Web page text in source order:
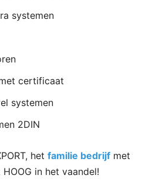
systemen
certificaat
systemen
2DIN
het familie bedrijf met
in het vaandel!